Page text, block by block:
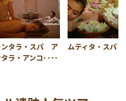
ンタラ・スパ ア
ラ・アンコール
ムティタ・スパ